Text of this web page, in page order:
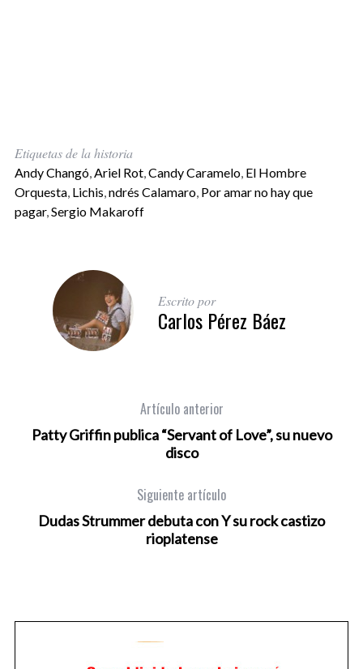
Etiquetas de la historia
Andy Changó,Ariel Rot,Candy Caramelo, El Hombre
Orquesta, Lichis,ndrés Calamaro, Por amar no hay que
pagar,Sergio Makaroff
Escrito por
Carlos Pérez Báez
Artículo anterior
Patty Griffin publica “Servant of Love”, su nuevo
disco
Siguiente artículo
Dudas Strummer debuta con Y su rock castizo
rioplatense